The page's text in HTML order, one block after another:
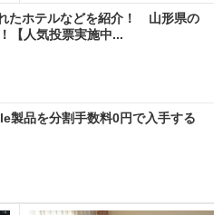
たホテルなどを紹介！ 山形県の
【人気投票実施中...
製品を分割手数料0円で入手する